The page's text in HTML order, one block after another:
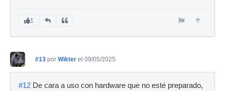
1
#13 por Wikter el 09/05/2025
#12 De cara a uso con hardware que no esté preparado,